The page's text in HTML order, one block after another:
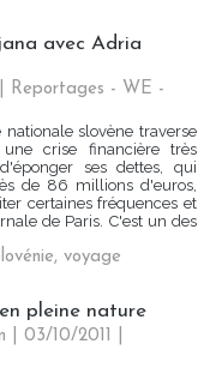
avec Adria
Reportages - WE -
nationale slovène traverse
crise financière très
ses dettes, qui
de 86 millions d'euros,
certaines fréquences et
de Paris. C'est un des
, voyage
pleine nature
| 03/10/2011